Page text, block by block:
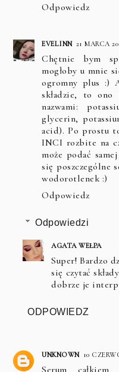
Odpowiedz
EVELINN 21 MARCA
Chętnie bym
mogłoby u mnie
ogromny plus :)
składzie, to
nazwami:
glycerin,
acid). Po prostu
INCI rozbite na
może podać
się poszczególne
wodorotlenek :)
Odpowiedz
Odpowiedzi
AGATA WEŁPA
Super! Bardzo
się czytać
dobrze je
ODPOWIEDZ
UNKNOWN 10
Serum całkiem